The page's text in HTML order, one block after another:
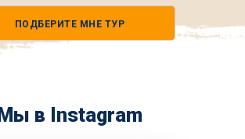
ПОДБЕРИТЕ МНЕ ТУР
Мы в Instagram